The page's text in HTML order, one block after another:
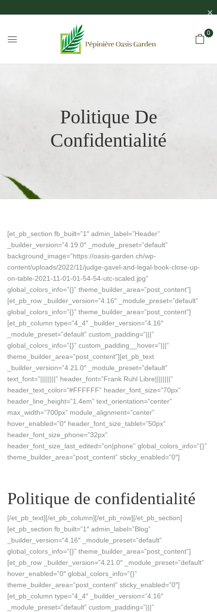
0
Politique De
Confidentialité
[et_pb_section fb_built=”1″ admin_label=”Header”
_builder_version=”4.19.0″ _module_preset=”default”
background_image=”https://oasis-garden.ch/wp-
content/uploads/2022/11/judge-gavel-and-legal-book-close-up-
on-table-2021-11-01-01-54-54-utc-scaled.jpg”
global_colors_info=”{}” theme_builder_area=”post_content”]
[et_pb_row _builder_version=”4.16″ _module_preset=”default”
global_colors_info=”{}” theme_builder_area=”post_content”]
[et_pb_column type=”4_4″ _builder_version=”4.16″
_module_preset=”default” custom_padding=”|||”
global_colors_info=”{}” custom_padding__hover=”|||”
theme_builder_area=”post_content”][et_pb_text
_builder_version=”4.21.0″ _module_preset=”default”
text_font=”||||||||” header_font=”Frank Ruhl Libre||||||||”
header_text_color=”#FFFFFF” header_font_size=”70px”
header_line_height=”1.4em” text_orientation=”center”
max_width=”700px” module_alignment=”center”
hover_enabled=”0″ header_font_size_tablet=”50px”
header_font_size_phone=”32px”
header_font_size_last_edited=”on|phone” global_colors_info=”{}”
theme_builder_area=”post_content” sticky_enabled=”0″]
Politique de confidentialité
[/et_pb_text][/et_pb_column][/et_pb_row][/et_pb_section]
[et_pb_section fb_built=”1″ admin_label=”Blog”
_builder_version=”4.16″ _module_preset=”default”
global_colors_info=”{}” theme_builder_area=”post_content”]
[et_pb_row _builder_version=”4.21.0″ _module_preset=”default”
hover_enabled=”0″ global_colors_info=”{}”
theme_builder_area=”post_content” sticky_enabled=”0″]
[et_pb_column type=”4_4″ _builder_version=”4.16″
_module_preset=”default” custom_padding=”|||”